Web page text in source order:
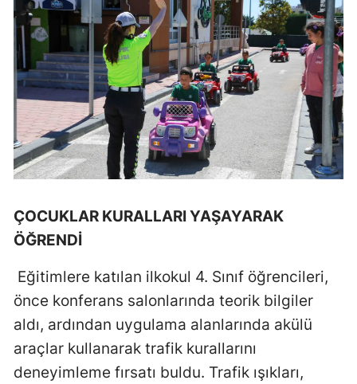
İzmir
Kars
Kastamonu
Kırklareli
Kırşehir
Kocaeli
Kütahya
Malatya
Manisa
Kahramanmaraş
ÇOCUKLAR KURALLARI YAŞAYARAK
ÖĞRENDİ
Eğitimlere katılan ilkokul 4. Sınıf öğrencileri,
önce konferans salonlarında teorik bilgiler
aldı, ardından uygulama alanlarında akülü
araçlar kullanarak trafik kurallarını
deneyimleme fırsatı buldu. Trafik ışıkları,